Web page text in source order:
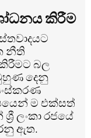
කිරීම
නීති
බල
දෙනු
ම එක්සත්
ලංකා රජයේ
ඇත.